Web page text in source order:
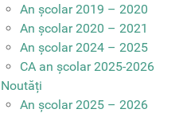
An școlar 2019 – 2020
An școlar 2020 – 2021
An școlar 2024 – 2025
CA an școlar 2025-2026
Noutăți
An școlar 2025 – 2026